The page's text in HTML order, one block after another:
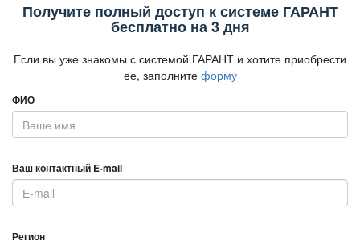
Получите полный доступ к системе ГАРАНТ
есплатно на 3 дня
Если вы уже знакомы с системой ГАРАНТ и хотите приобрести
ее, заполните форму
ФИО
аш контактный E-mail
Регион